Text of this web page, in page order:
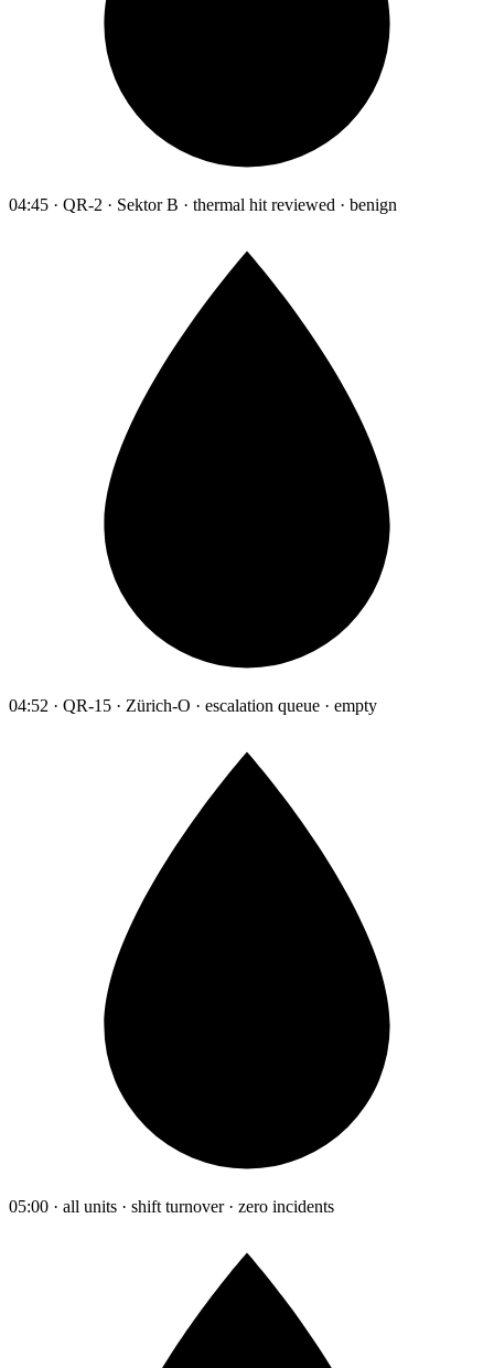
04:45 · QR-2 · Sektor B · thermal hit reviewed · benign
04:52 · QR-15 · Zürich-O · escalation queue · empty
05:00 · all units · shift turnover · zero incidents